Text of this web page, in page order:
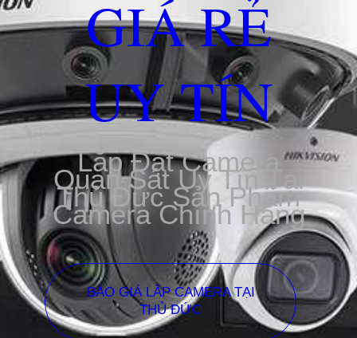
GIÁ RẺ
UY TÍN
Lắp Đặt Camera
Quan Sát Uy Tín Tại
Thủ Đức Sản Phẩm
Camera Chính Hãng
BÁO GIÁ LẮP CAMERA TẠI
THỦ ĐỨC